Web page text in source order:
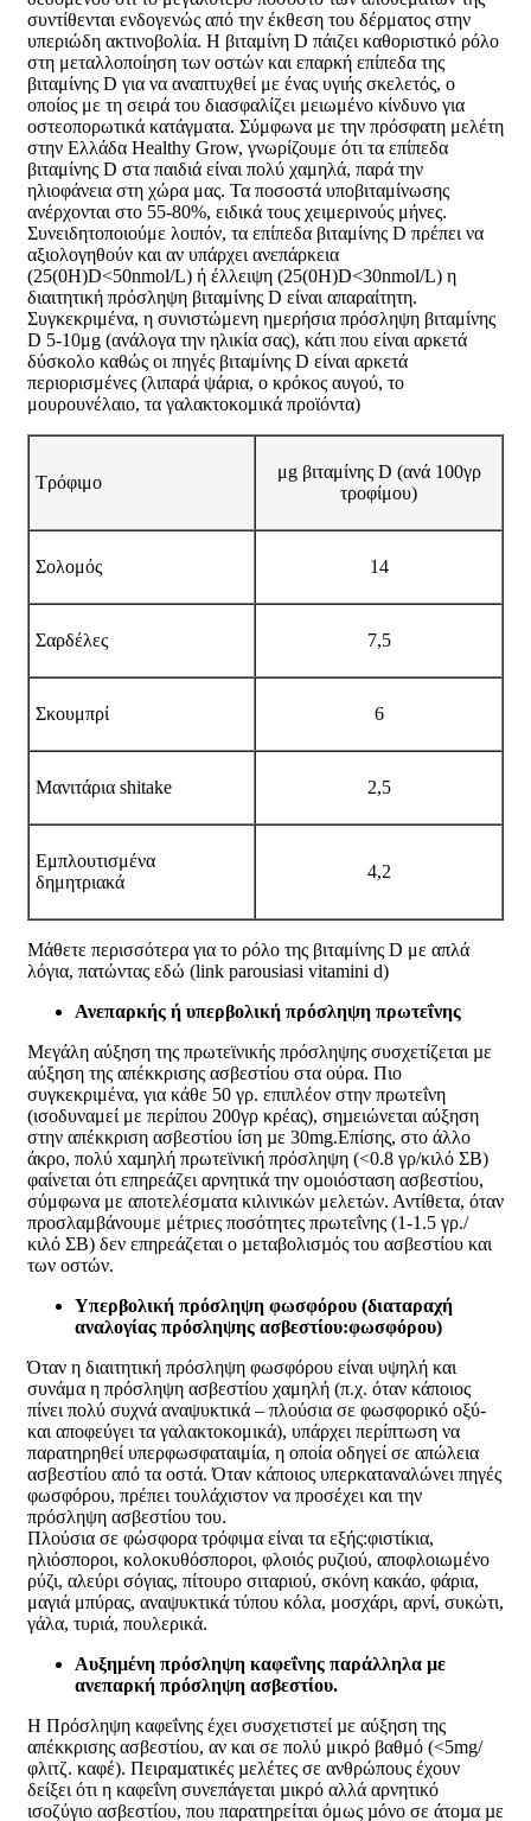
συντίθενται ενδογενώς από την έκθεση του δέρματος στην
υπεριώδη ακτινοβολία. Η βιταμίνη D πάιζει καθοριστικό ρόλο
στη μεταλλοποίηση των οστών και επαρκή επίπεδα της
βιταμίνης D για να αναπτυχθεί με ένας υγιής σκελετός, ο
οποίος με τη σειρά του διασφαλίζει μειωμένο κίνδυνο για
οστεοπορωτικά κατάγματα. Σύμφωνα με την πρόσφατη μελέτη
στην Ελλάδα Healthy Grow, γνωρίζουμε ότι τα επίπεδα
βιταμίνης D στα παιδιά είναι πολύ χαμηλά, παρά την
ηλιοφάνεια στη χώρα μας. Τα ποσοστά υποβιταμίνωσης
ανέρχονται στο 55-80%, ειδικά τους χειμερινούς μήνες.
Συνειδητοποιούμε λοιπόν, τα επίπεδα βιταμίνης D πρέπει να
αξιολογηθούν και αν υπάρχει ανεπάρκεια
(25(0H)D<50nmol/L) ή έλλειψη (25(0H)D<30nmol/L) η
διαιτητική πρόσληψη βιταμίνης D είναι απαραίτητη.
Συγκεκριμένα, η συνιστώμενη ημερήσια πρόσληψη βιταμίνης
D 5-10μg (ανάλογα την ηλικία σας), κάτι που είναι αρκετά
δύσκολο καθώς οι πηγές βιταμίνης D είναι αρκετά
περιορισμένες (λιπαρά ψάρια, ο κρόκος αυγού, το
μουρουνέλαιο, τα γαλακτοκομικά προϊόντα)
Τρόφιμο
μg βιταμίνης D (ανά 100γρ
τροφίμου)
Σολομός 14
Σαρδέλες 7,5
Σκουμπρί 6
Μανιτάρια shitake 2,5
Εμπλουτισμένα
δημητριακά
4,2
Μάθετε περισσότερα για το ρόλο της βιταμίνης D με απλά
λόγια, πατώντας εδώ (link parousiasi vitamini d)
Ανεπαρκής ή υπερβολική πρόσληψη πρωτεΐνης
Μεγάλη αύξηση της πρωτεϊνικής πρόσληψης συσχετίζεται µε
αύξηση της απέκκρισης ασβεστίου στα ούρα. Πιο
συγκεκριμένα, για κάθε 50 γρ. επιπλέον στην πρωτεΐνη
(ισοδυναμεί με περίπου 200γρ κρέας), σηµειώνεται αύξηση
στην απέκκριση ασβεστίου ίση µε 30mg.Επίσης, στο άλλο
άκρο, πολύ xαµηλή πρωτεϊνική πρόσληψη (<0.8 γρ/κιλό ΣΒ)
φαίνεται ότι επηρεάζει αρνητικά την οµοιόσταση ασβεστίου,
σύμφωνα με αποτελέσματα κιλινικών μελετών. Αντίθετα, όταν
προσλαμβάνουμε μέτριες ποσότητες πρωτεΐνης (1-1.5 γρ./
κιλό ΣΒ) δεν επηρεάζεται ο µεταβολισµός του ασβεστίου και
των οστών.
Υπερβολική πρόσληψη φωσφόρου (διαταραχή
αναλογίας πρόσληψης ασβεστίου:φωσφόρου)
Όταν η διαιτητική πρόσληψη φωσφόρου είναι υψηλή και
συνάμα η πρόσληψη ασβεστίου χαμηλή (π.χ. όταν κάποιος
πίνει πολύ συχνά αναψυκτικά – πλούσια σε φωσφορικό οξύ-
και αποφεύγει τα γαλακτοκομικά), υπάρχει περίπτωση να
παρατηρηθεί υπερφωσφαταιμία, η οποία οδηγεί σε απώλεια
ασβεστίου από τα οστά. Όταν κάποιος υπερκαταναλώνει πηγές
φωσφόρου, πρέπει τουλάχιστον να προσέχει και την
πρόσληψη ασβεστίου του.
Πλούσια σε φώσφορα τρόφιμα είναι τα εξής:φιστίκια,
ηλιόσποροι, κολοκυθόσποροι, φλοιός ρυζιού, αποφλοιωμένο
ρύζι, αλεύρι σόγιας, πίτουρο σιταριού, σκόνη κακάο, φάρια,
μαγιά μπύρας, αναψυκτικά τύπου κόλα, μοσχάρι, αρνί, συκώτι,
γάλα, τυριά, πουλερικά.
Αυξημένη πρόσληψη καφεΐνης παράλληλα µε
ανεπαρκή πρόσληψη ασβεστίου.
Η Πρόσληψη καφεΐνης έχει συσχετιστεί µε αύξηση της
απέκκρισης ασβεστίου, αν και σε πολύ μικρό βαθμό (<5mg/
φλιτζ. καφέ). Πειραµατικές µελέτες σε ανθρώπους έχουν
δείξει ότι η καφεΐνη συνεπάγεται µικρό αλλά αρνητικό
ισοζύγιο ασβεστίου, που παρατηρείται όμως µόνο σε άτοµα µε